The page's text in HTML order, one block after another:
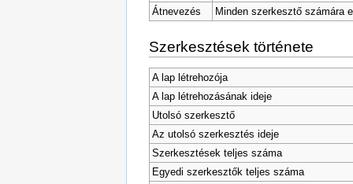
Átnevezés
Minden szerkesztő számára
Szerkesztések története
A lap létrehozója
A lap létrehozásának ideje
Utolsó szerkesztő
Az utolsó szerkesztés ideje
Szerkesztések teljes száma
Egyedi szerkesztők teljes száma